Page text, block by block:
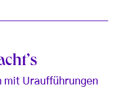
mit Uraufführungen